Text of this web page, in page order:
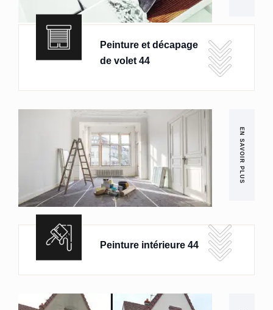
Peinture et décapage
de volet 44
EN SAVOIR PLUS
Peinture intérieure 44